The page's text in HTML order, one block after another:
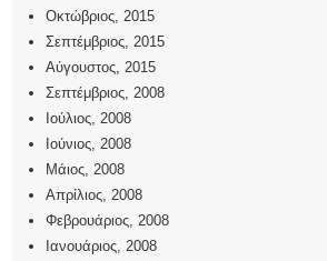
Οκτώβριος, 2015
Σεπτέμβριος, 2015
Αύγουστος, 2015
Σεπτέμβριος, 2008
Ιούλιος, 2008
Ιούνιος, 2008
Μάιος, 2008
Απρίλιος, 2008
Φεβρουάριος, 2008
Ιανουάριος, 2008